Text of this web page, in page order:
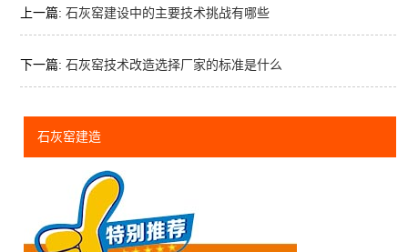
上一篇: 石灰窑建设中的主要技术挑战有哪些
下一篇: 石灰窑技术改造选择厂家的标准是什么
石灰窑建造